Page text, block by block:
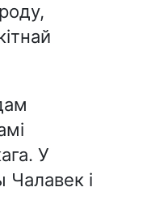
У
Чалавек і